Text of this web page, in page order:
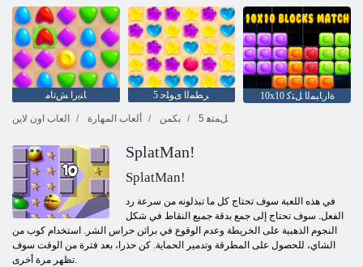
ﺎﻨﻳﺭﺍ ﺶﺗﺎﻣ 5 ﺮﻄﻤﻟﺍ ﻯﻮﻠﺣ
10x10 ﺓﺍﺭﺎﺒﻤﻟﺍ ﻞﺘﻛ
العاب اون لاين
ألعاب المهارة بكمن 5 ﻞﻤﺘﻫ
SplatMan!
SplatMan!
في هذه اللعبة سوف تحتاج كل ما تبذلونه من سرعة رد
الفعل. سوف تحتاج إلى جمع بدقة جميع النقاط في شكل
النجوم الذهبية على الخريطة وعدم الوقوع في براثن حراس الشر. استخدام كوب من
الشاي، للحصول على المطرقة وتدمير الحماية. كن حذرا، بعد فترة من الوقت سوف
تظهر مرة أخرى.